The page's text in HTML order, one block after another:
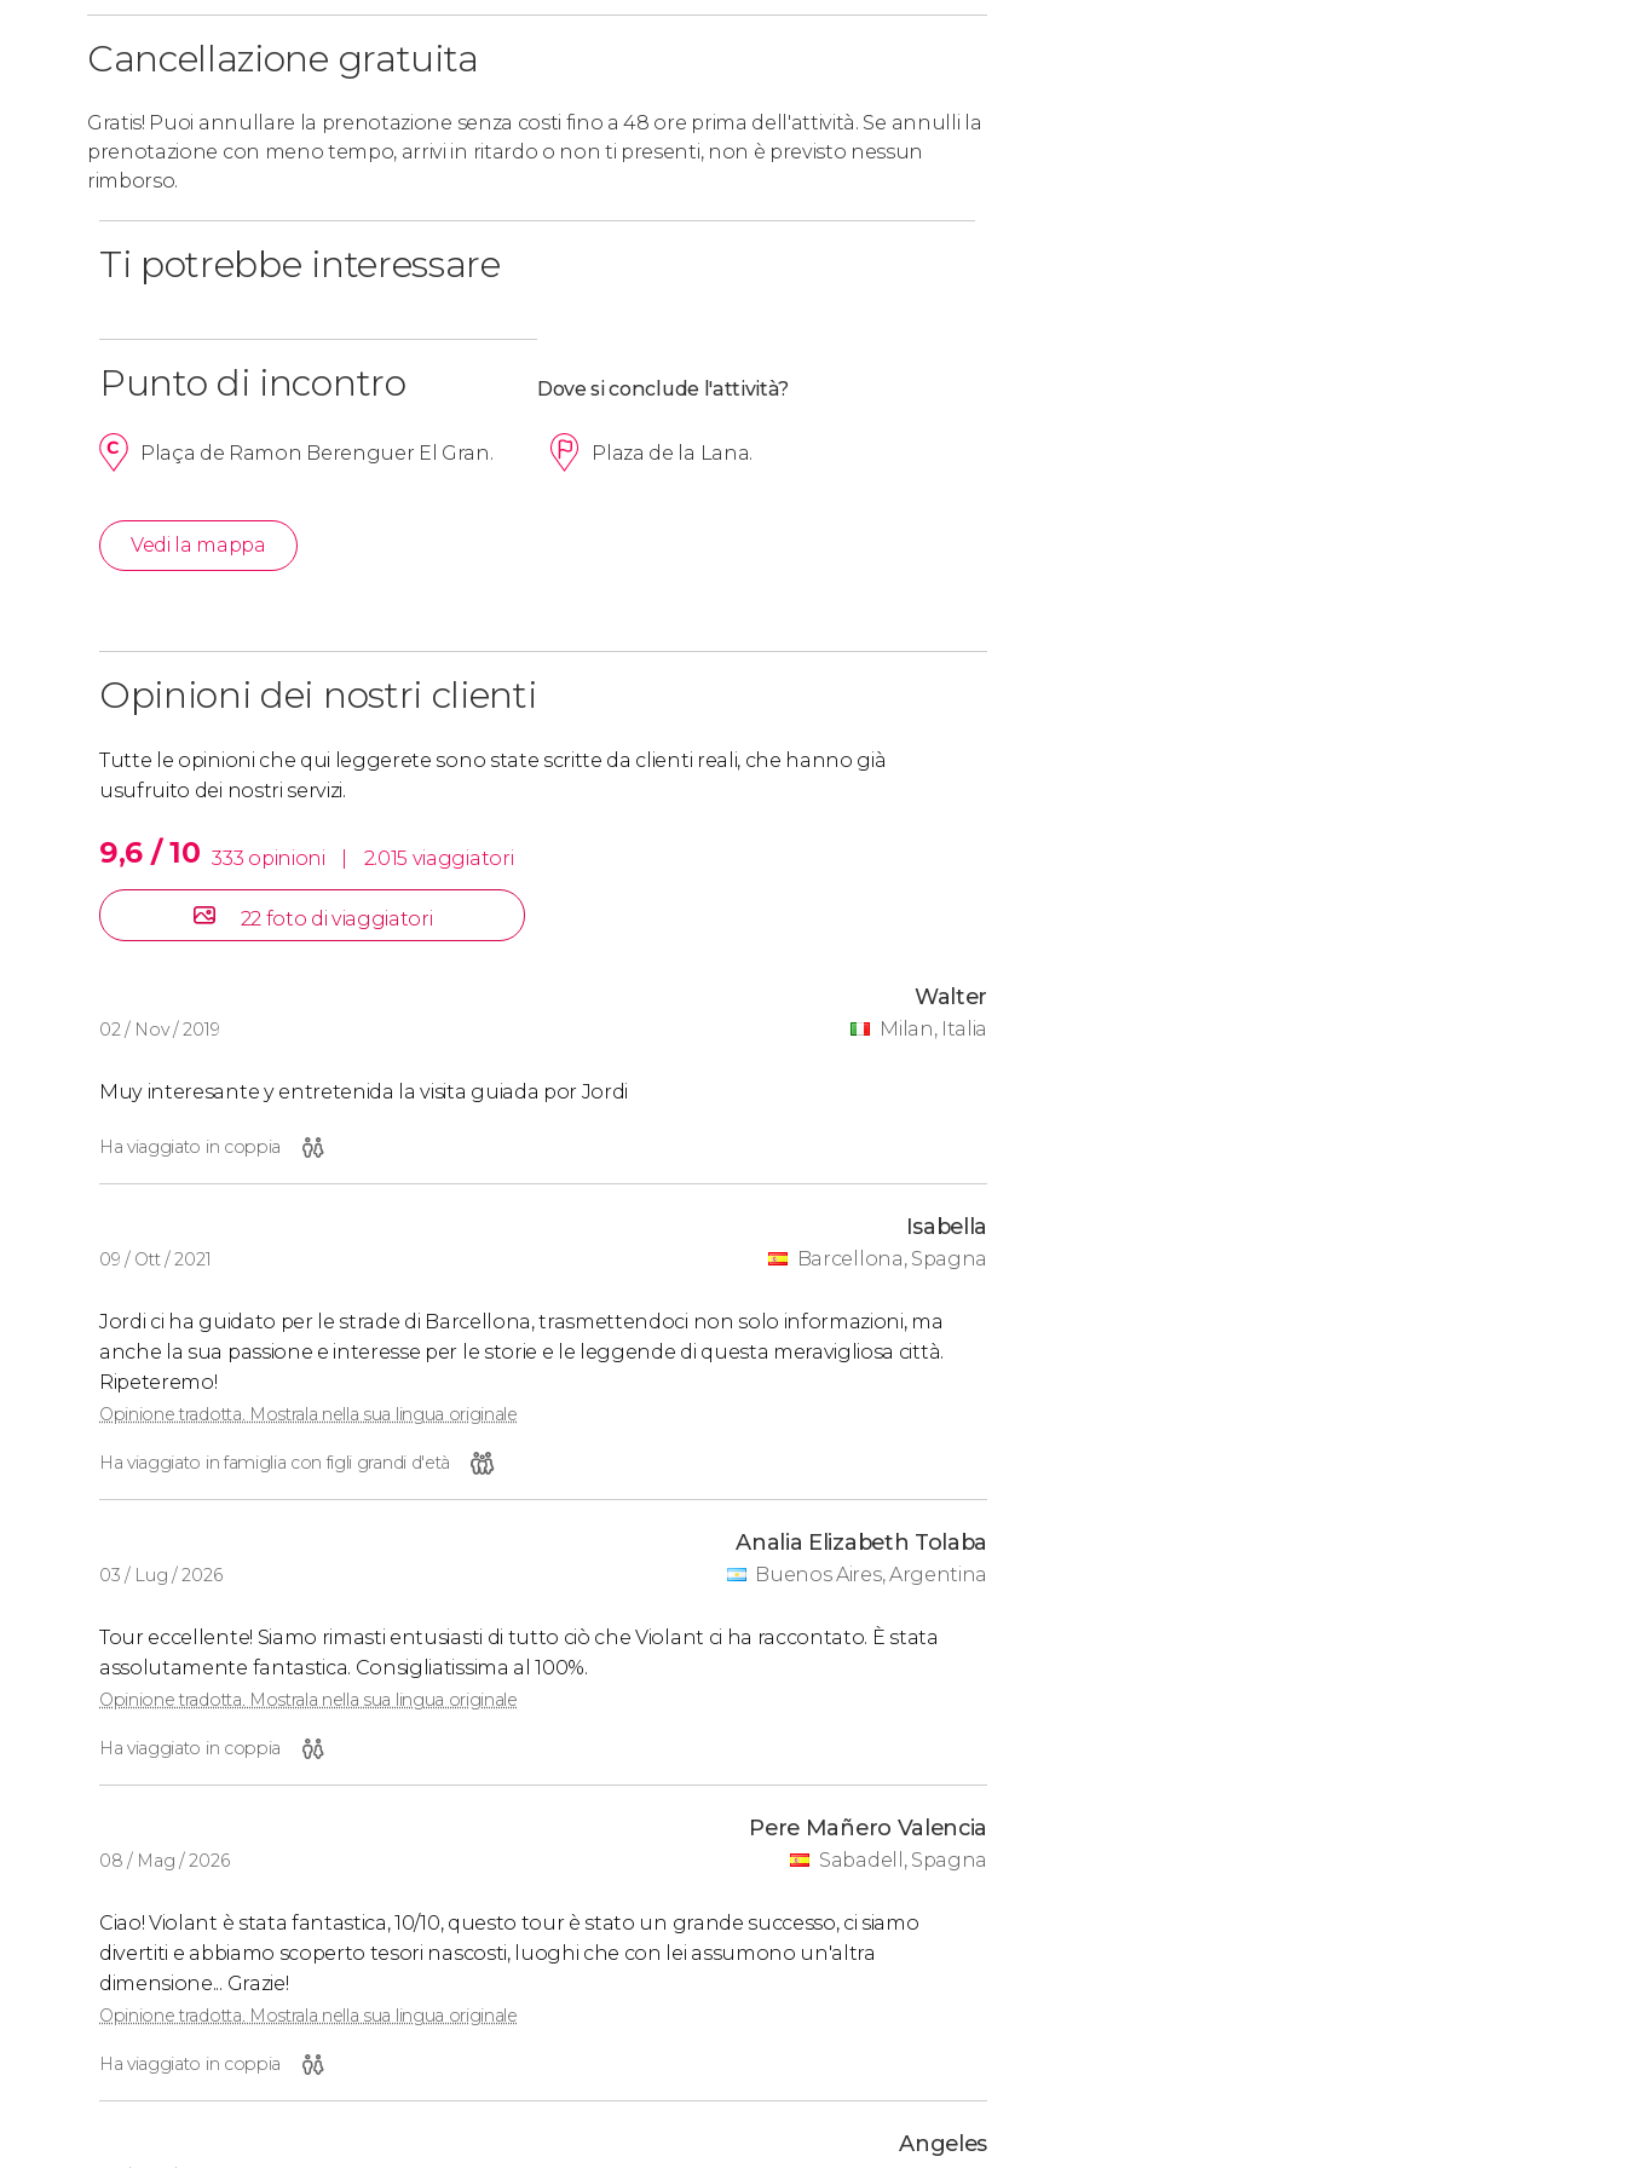
Cancellazione gratuita
Gratis! Puoi annullare la prenotazione senza costi fino a 48 ore prima dell'attività. Se annulli la
prenotazione con meno tempo, arrivi in ritardo o non ti presenti, non è previsto nessun
rimborso.
Ti potrebbe interessare
Punto di incontro Dove si conclude l'attività?
Plaça de Ramon Berenguer El Gran. Plaza de la Lana.
Vedi la mappa
Opinioni dei nostri clienti
Tutte le opinioni che qui leggerete sono state scritte da clienti reali, che hanno già
usufruito dei nostri servizi.
9,6 / 10 333 opinioni 2.015 viaggiatori
22 foto di viaggiatori
02 / Nov / 2019
Walter
Milan, Italia
Muy interesante y entretenida la visita guiada por Jordi
Ha viaggiato in coppia
09 / Ott / 2021
Isabella
Barcellona, Spagna
Jordi ci ha guidato per le strade di Barcellona, trasmettendoci non solo informazioni, ma
anche la sua passione e interesse per le storie e le leggende di questa meravigliosa città.
Ripeteremo!
Opinione tradotta. Mostrala nella sua lingua originale
Ha viaggiato in famiglia con figli grandi d'età
03 / Lug / 2026
Analia Elizabeth Tolaba
Buenos Aires, Argentina
Tour eccellente! Siamo rimasti entusiasti di tutto ciò che Violant ci ha raccontato. È stata
assolutamente fantastica. Consigliatissima al 100%.
Opinione tradotta. Mostrala nella sua lingua originale
Ha viaggiato in coppia
08 / Mag / 2026
Pere Mañero Valencia
Sabadell, Spagna
Ciao! Violant è stata fantastica, 10/10, questo tour è stato un grande successo, ci siamo
divertiti e abbiamo scoperto tesori nascosti, luoghi che con lei assumono un'altra
dimensione... Grazie!
Opinione tradotta. Mostrala nella sua lingua originale
Ha viaggiato in coppia
Angeles